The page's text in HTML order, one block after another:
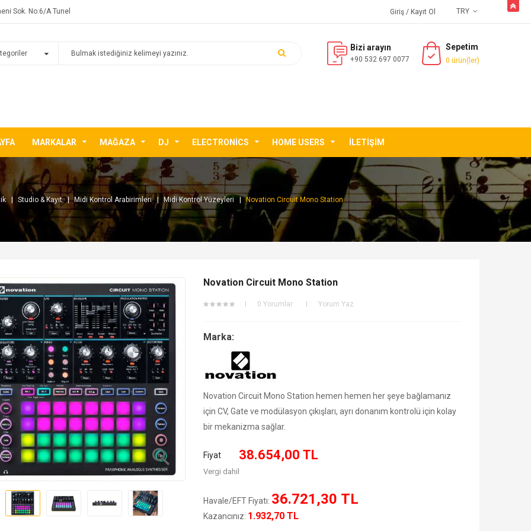
Sok. No:6/A Tunel TRY
Giriş / Kayıt Ol
Bizi arayın
+90 532 697 0077
Sepetim
0 ürün(ler)
MARKALAR MAĞAZA DJ ELECTRONICS HOME USERS İLETIŞIM
Studio & Kayıt Midi Kontrol Arabirimleri Midi Kontrol Yüzeyleri Novation Circuit Mono Station

Novation Circuit Mono Station
0 Yorumlar Yorum Yaz
Marka:
Novation Circuit Mono Station hemen hemen her şeye bağlamanız
için CV, Gate ve modülasyon çıkışları, ayrı donanım kontrolü için kolay
bir mekanizma sağlar.
Fiyat 38.654,00 TL
Vergi dahil
Havale/EFT Fiyatı: 36.721,30 TL
Kazancınız: 1.932,70 TL